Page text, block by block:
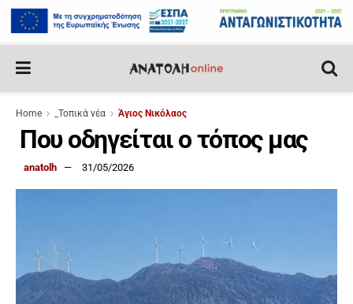
Home _Τοπικά νέα Άγιος Νικόλαος
Που οδηγείται ο τόπος μας
anatolh 31/05/2026